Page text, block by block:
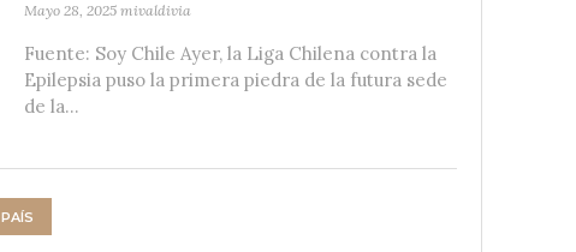
Mayo 28, 2025 mivaldivia
Fuente: Soy Chile Ayer, la Liga Chilena contra la
Epilepsia puso la primera piedra de la futura sede
de la...
PAÍS